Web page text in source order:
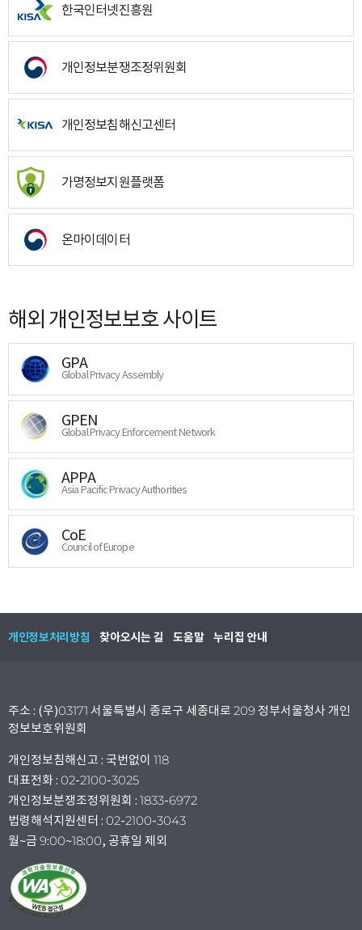
한국인터넷진흥원
개인정보분쟁조정위원회
개인정보침해신고센터
가명정보지원플랫폼
온마이데이터
해외 개인정보보호 사이트
GPA
Global Privacy Assembly
GPEN
Global Privacy Enforcement Network
APPA
Asia Pacific Privacy Authorities
CoE
Council of Europe
개인정보처리방침 찾아오시는 길 도움말 누리집 안내
주소 : (우)03171 서울특별시 종로구 세종대로 209 정부서울청사 개인
정보보호위원회
개인정보침해신고 : 국번없이 118
대표전화 : 02-2100-3025
개인정보분쟁조정위원회 : 1833-6972
법령해석지원센터 : 02-2100-3043
월~금 9:00~18:00, 공휴일 제외